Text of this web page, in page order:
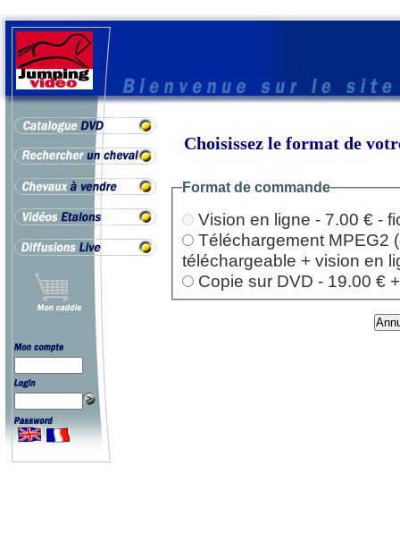
Choisissez le format de
Format de commande
Vision en ligne - 7.00 € -
Téléchargement MPEG2
téléchargeable + vision en
Copie sur DVD - 19.00 €